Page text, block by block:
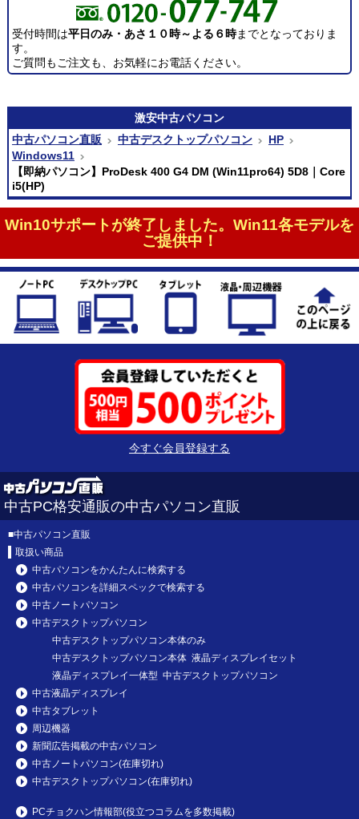
受付時間は平日のみ・あさ１０時～よる６時までとなっておりま
す。
ご質問もご注文も、お気軽にお電話ください。
激安中古パソコン
中古パソコン直販
中古デスクトップパソコン
HP
Windows11
【即納パソコン】ProDesk 400 G4 DM (Win11pro64) 5D8｜Core
i5(HP)
Win10サポートが終了しました。Win11各モデルを
ご提供中！
今すぐ会員登録する
中古PC格安通販の中古パソコン直販
■中古パソコン直販
取扱い商品
中古パソコンをかんたんに検索する
中古パソコンを詳細スペックで検索する
中古ノートパソコン
中古デスクトップパソコン
中古デスクトップパソコン本体のみ
中古デスクトップパソコン本体 液晶ディスプレイセット
液晶ディスプレイ一体型 中古デスクトップパソコン
中古液晶ディスプレイ
中古タブレット
周辺機器
新聞広告掲載の中古パソコン
中古ノートパソコン(在庫切れ)
中古デスクトップパソコン(在庫切れ)
PCチョクハン情報部(役立つコラムを多数掲載)